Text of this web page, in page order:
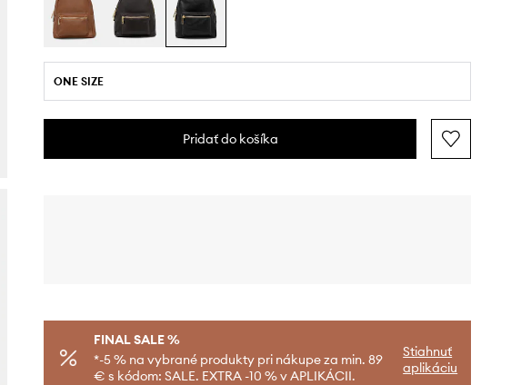
ONE SIZE
Pridať do košíka
FINAL SALE %
*-5 % na vybrané produkty pri nákupe za min. 89
€ s kódom: SALE. EXTRA -10 % v APLIKÁCII.
Stiahnuť
aplikáciu